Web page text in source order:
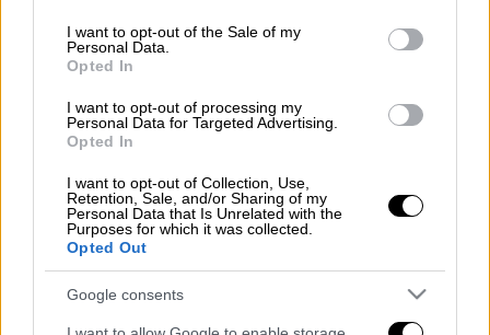
consent section.
I want to opt-out of the Sale of my
Personal Data.
Opted In
I want to opt-out of processing my
Personal Data for Targeted Advertising.
Opted In
I want to opt-out of Collection, Use,
Retention, Sale, and/or Sharing of my
Personal Data that Is Unrelated with the
Purposes for which it was collected.
Opted Out
Google consents
Μάλιστα ορισμένοι εξ αυτών έριξαν πέτρες
προς το πλοίο, το οποίο παραμένει
λιμάνι. Στην περιοχή έχουν σπεύσει
δυνάμεις της αστυνομίας και του
λιμενικού...